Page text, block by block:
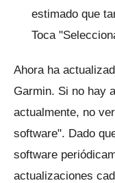
estimado que
Toca
Ahora ha
Garmin. Si no hay
actualmente, no
software". Dado
software
actualizaciones